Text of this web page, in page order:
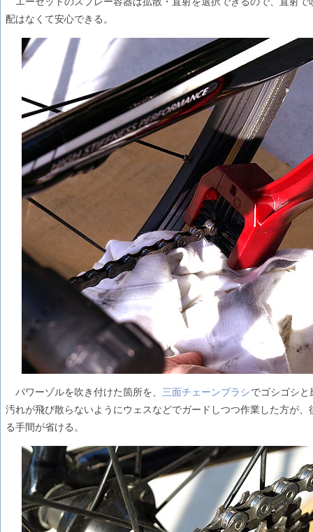
配はなくて安心できる。
パワーゾルを吹き付けた箇所を、 三面チェーンブラシでゴシゴシ
汚れが飛び散らないようにウェスなどでガードしつつ作業した方が
る手間が省ける。